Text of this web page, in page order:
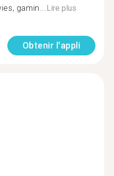
gamin...Lire plus
Obtenir l'appli